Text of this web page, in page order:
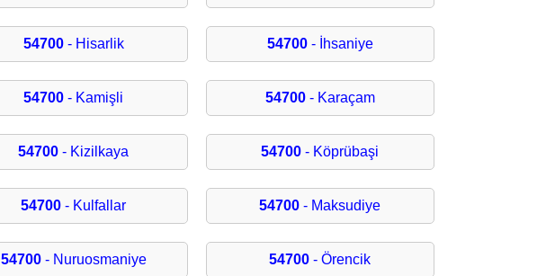
54700- Hisarlik 54700- İhsaniye
54700 - Kamişli 54700- Karaçam
54700 - Kizilkaya 54700 - Köprübaşi
54700 - Kulfallar 54700 - Maksudiye
54700- Nuruosmaniye 54700 - Örencik